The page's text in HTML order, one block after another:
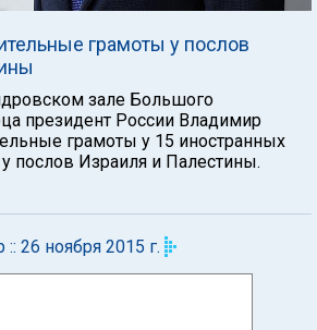
грамоты у послов
зале Большого
президент России Владимир
грамоты у 15 иностранных
послов Израиля и Палестины.
:: 26 ноября 2015 г.